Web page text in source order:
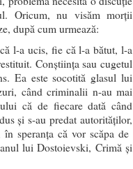
Oricum, nu visăm morții
după cum urmează:
l-a ucis, fie că l-a bătut, l-a
Conștiința sau cugetul
Ea este socotită glasul lui
când criminalii n-au mai
că de fiecare dată când
și s-au predat autorităților,
speranța că vor scăpa de
lui Dostoievski, Crimă și